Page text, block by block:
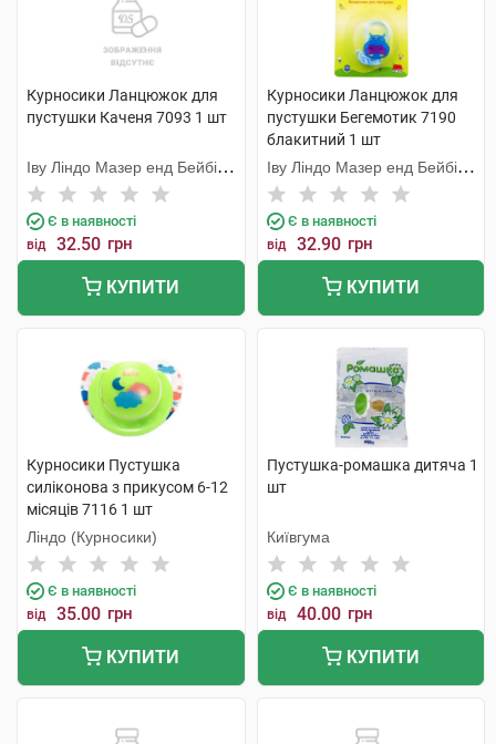
Курносики Ланцюжок для
пустушки Каченя 7093 1 шт
Іву Ліндо Мазер енд Бейбі
Продактс
Є в наявності
від 32.50 грн
КУПИТИ
Курносики Ланцюжок для
пустушки Бегемотик 7190
блакитний 1 шт
Іву Ліндо Мазер енд Бейбі
Продактс
Є в наявності
від 32.90 грн
КУПИТИ
Курносики Пустушка
силіконова з прикусом 6-12
місяців 7116 1 шт
Ліндо (Курносики)
Є в наявності
від 35.00 грн
КУПИТИ
Пустушка-ромашка дитяча 1
шт
Київгума
Є в наявності
від 40.00 грн
КУПИТИ